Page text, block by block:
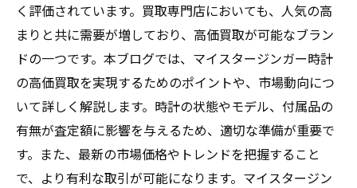
く評価されています。買取専門店においても、人気の高
まりと共に需要が増しており、高価買取が可能なブラン
ドの一つです。本ブログでは、マイスタージンガー時計
の高価買取を実現するためのポイントや、市場動向につ
いて詳しく解説します。時計の状態やモデル、付属品の
有無が査定額に影響を与えるため、適切な準備が重要で
す。また、最新の市場価格やトレンドを把握すること
で、より有利な取引が可能になります。マイスタージン